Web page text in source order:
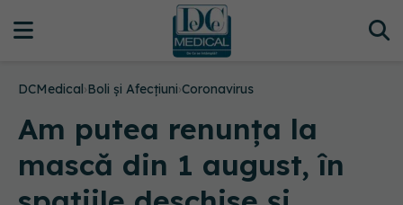
DCMedical›Boli și Afecțiuni›Coronavirus
Am putea renunța la
mască din 1 august, în